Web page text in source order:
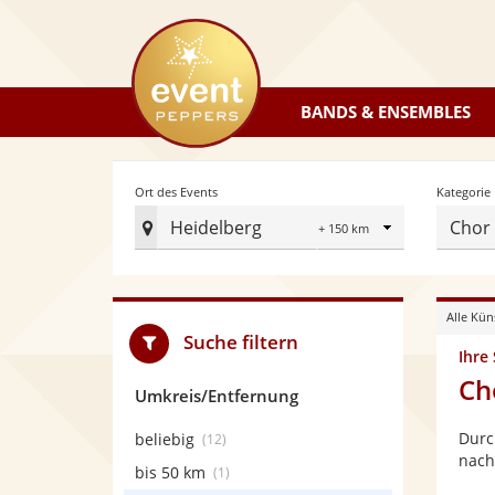
eventpeppers
BANDS & ENSEMBLES
Ort des Events
Heidelberg
Radius
Ort
Events
festlegen
Kategorie
Alle
Ihre
Suche filtern
Umkreis/Entfernung
beliebig (12)
bis 50 km (1)